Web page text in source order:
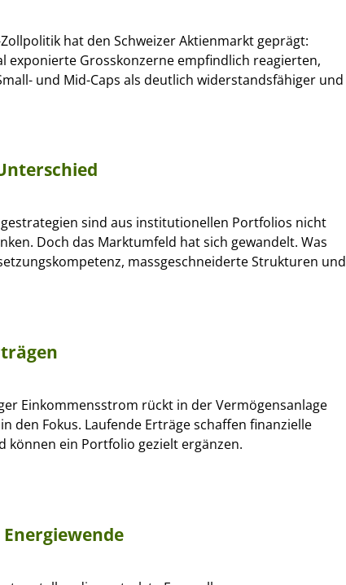
hat den Schweizer Aktienmarkt geprägt:
exponierte Grosskonzerne empfindlich reagierten,
und Mid-Caps als deutlich widerstandsfähiger und
sind aus institutionellen Portfolios nicht
Doch das Marktumfeld hat sich gewandelt. Was
massgeschneiderte Strukturen und
Einkommensstrom rückt in der Vermögensanlage
den Fokus. Laufende Erträge schaffen finanzielle
können ein Portfolio gezielt ergänzen.